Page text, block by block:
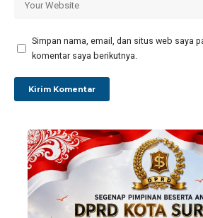
Simpan nama, email, dan situs web saya
komentar saya berikutnya.